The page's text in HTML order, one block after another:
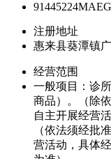
注册地址
惠来县葵潭镇
经营范围
一般项目：诊
商品）。（除
自主开展经营
（依法须经批
营活动，具体